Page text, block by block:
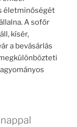
életminőségét
A sofőr
kísér,
a bevásárlás